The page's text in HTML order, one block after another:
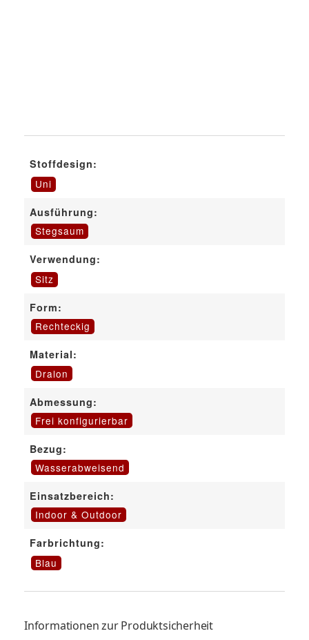
Stoffdesign:
Uni
Ausführung:
Stegsaum
Verwendung:
Sitz
Form:
Rechteckig
Material:
Dralon
Abmessung:
Frei konfigurierbar
Bezug:
Wasserabweisend
Einsatzbereich:
Indoor & Outdoor
Farbrichtung:
Blau
Informationen zur Produktsicherheit